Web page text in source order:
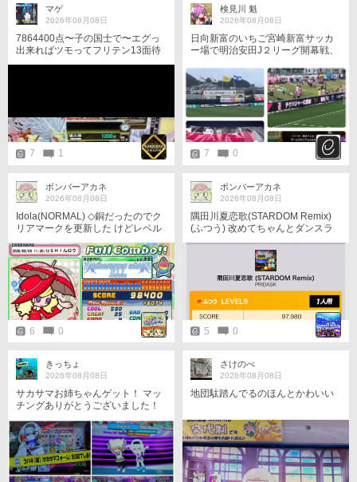
マゲ
2026年08月08日
7864400点〜子の国士で〜エグっ
出来ればツモってフリテン13面待
ちでツモって見たかった！
7 1
検見川 魁
2026年08月08日
日向新富のいちご宮崎新富サッカ
ー場で明治安田J２リーグ開幕戦、
観戦です。 先月トレーニングマッ
チを観戦していた時には無かった
リボンビジョンがいつの間にか出
来ていますね、あとはデカい電光
掲示板設置と客席の拡大ですね。
百年構想リーグで大活躍だったセ
ンの香水を今年も使って勝たせて
頂きます！
7 0
ボンバーアカネ
2026年08月08日
Idola(NORMAL) ◇銅だったのでク
リアマークを更新した けどレベル
6 0
ボンバーアカネ
2026年08月08日
隅田川夏恋歌(STARDOM Remix)
(ふつう) 改めてちゃんとダンスラ
5 0
きっちょ
2026年08月08日
サカサマお姉ちゃんゲット！ マッ
チングありがとうございました！
行を見て『すごすぎる…！』と声
が漏れるなど。
さけのべ
2026年08月08日
地団駄踏んでるのほんとかわいい